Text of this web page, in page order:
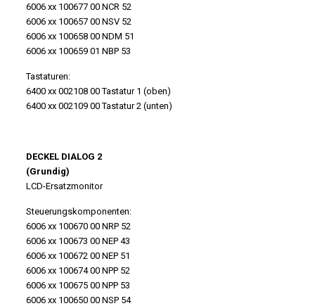
6006 xx 100677 00 NCR 52
6006 xx 100657 00 NSV 52
6006 xx 100658 00 NDM 51
6006 xx 100659 01 NBP 53
Tastaturen:
6400 xx 002108 00 Tastatur 1 (oben)
6400 xx 002109 00 Tastatur 2 (unten)
DECKEL DIALOG 2
(Grundig)
LCD-Ersatzmonitor
Steuerungskomponenten:
6006 xx 100670 00 NRP 52
6006 xx 100673 00 NEP 43
6006 xx 100672 00 NEP 51
6006 xx 100674 00 NPP 52
6006 xx 100675 00 NPP 53
6006 xx 100650 00 NSP 54